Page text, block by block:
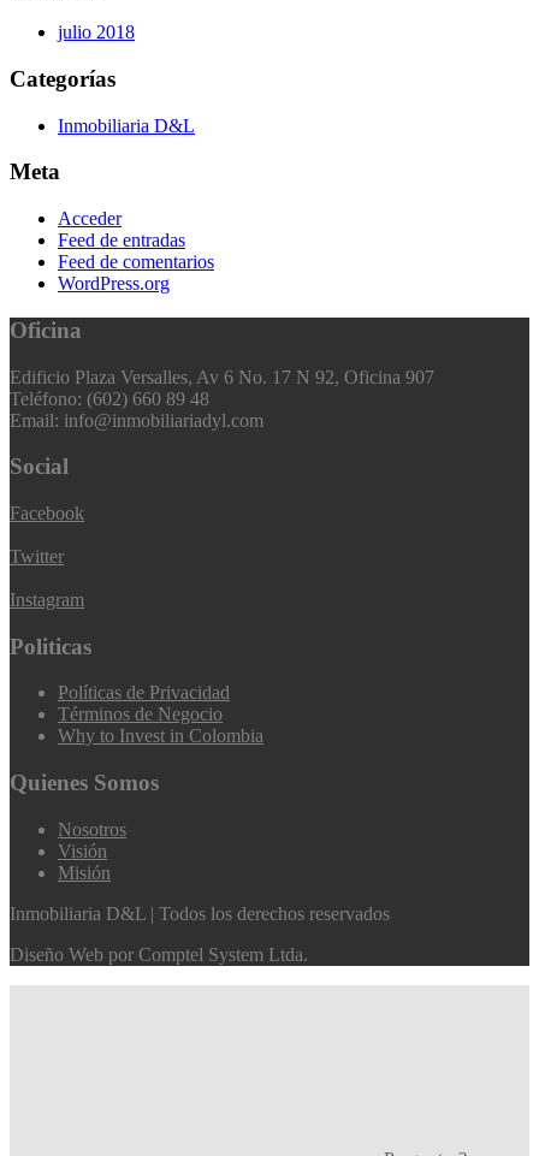
julio 2018
Categorías
Inmobiliaria D&L
Meta
Acceder
Feed de entradas
Feed de comentarios
WordPress.org
Oficina
Edificio Plaza Versalles, Av 6 No. 17 N 92, Oficina 907
Teléfono: (602) 660 89 48
Email: info@inmobiliariadyl.com
Social
Facebook
Twitter
Instagram
Politicas
Políticas de Privacidad
Términos de Negocio
Why to Invest in Colombia
Quienes Somos
Nosotros
Visión
Misión
Inmobiliaria D&L | Todos los derechos reservados
Diseño Web por Comptel System Ltda.